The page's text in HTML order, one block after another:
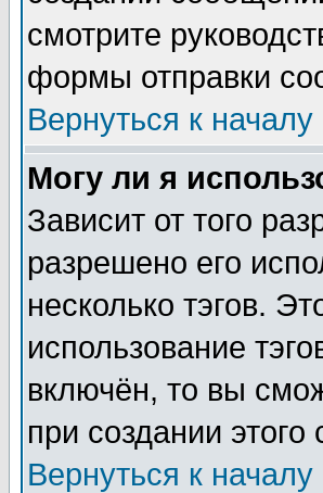
смотрите
формы отправки
Вернуться к началу
Могу ли я
Зависит от того
разрешено его
несколько тэгов.
использование
включён, то вы
при создании
Вернуться к началу